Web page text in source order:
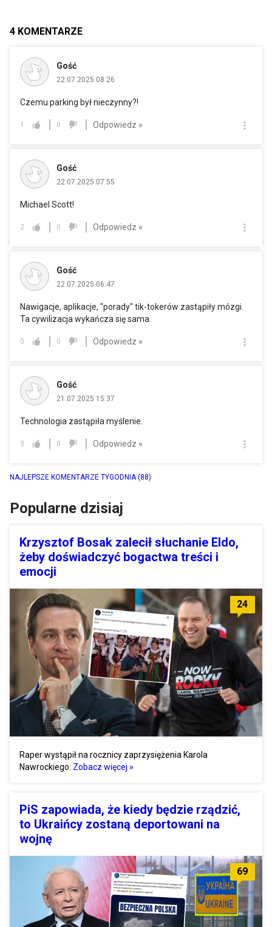
4 KOMENTARZE
Gość
22.07.2025 08:26
Czemu parking był nieczynny?!
1 0 Odpowiedz »
Gość
22.07.2025 07:55
Michael Scott!
2 0 Odpowiedz »
Gość
22.07.2025 06:47
Nawigacje, aplikacje, "porady" tik-tokerów zastąpiły mózgi.
Ta cywilizacja wykańcza się sama.
0 0 Odpowiedz »
Gość
21.07.2025 15:37
Technologia zastąpiła myślenie.
3 0 Odpowiedz »
NAJLEPSZE KOMENTARZE TYGODNIA(88)
Popularne dzisiaj
Krzysztof Bosak zalecił słuchanie Eldo,
żeby doświadczyć bogactwa treści i
emocji
24
Raper wystąpił na rocznicy zaprzysiężenia Karola
Nawrockiego. Zobacz więcej »
PiS zapowiada, że kiedy będzie rządzić,
to Ukraińcy zostaną deportowani na
wojnę
69